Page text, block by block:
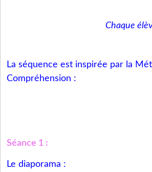
Chaque
La séquence est inspirée par la
Compréhension :
Séance 1 :
Le diaporama :